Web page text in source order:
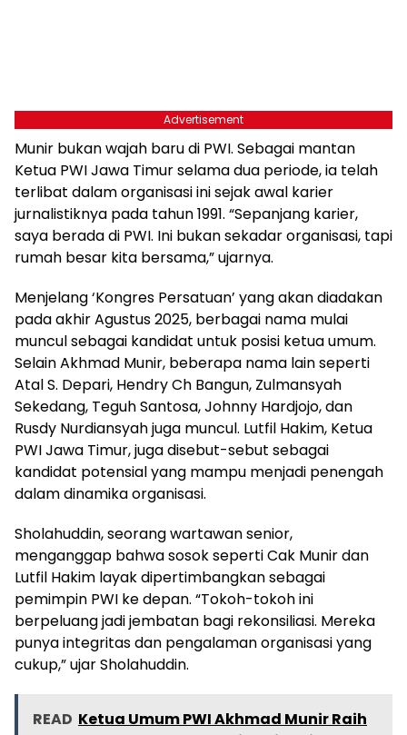
Advertisement
Munir bukan wajah baru di PWI. Sebagai mantan
Ketua PWI Jawa Timur selama dua periode, ia telah
terlibat dalam organisasi ini sejak awal karier
jurnalistiknya pada tahun 1991. “Sepanjang karier,
saya berada di PWI. Ini bukan sekadar organisasi, tapi
rumah besar kita bersama,” ujarnya.
Menjelang ‘Kongres Persatuan’ yang akan diadakan
pada akhir Agustus 2025, berbagai nama mulai
muncul sebagai kandidat untuk posisi ketua umum.
Selain Akhmad Munir, beberapa nama lain seperti
Atal S. Depari, Hendry Ch Bangun, Zulmansyah
Sekedang, Teguh Santosa, Johnny Hardjojo, dan
Rusdy Nurdiansyah juga muncul. Lutfil Hakim, Ketua
PWI Jawa Timur, juga disebut-sebut sebagai
kandidat potensial yang mampu menjadi penengah
dalam dinamika organisasi.
Sholahuddin, seorang wartawan senior,
menganggap bahwa sosok seperti Cak Munir dan
Lutfil Hakim layak dipertimbangkan sebagai
pemimpin PWI ke depan. “Tokoh-tokoh ini
berpeluang jadi jembatan bagi rekonsiliasi. Mereka
punya integritas dan pengalaman organisasi yang
cukup,” ujar Sholahuddin.
READ Ketua Umum PWI Akhmad Munir Raih